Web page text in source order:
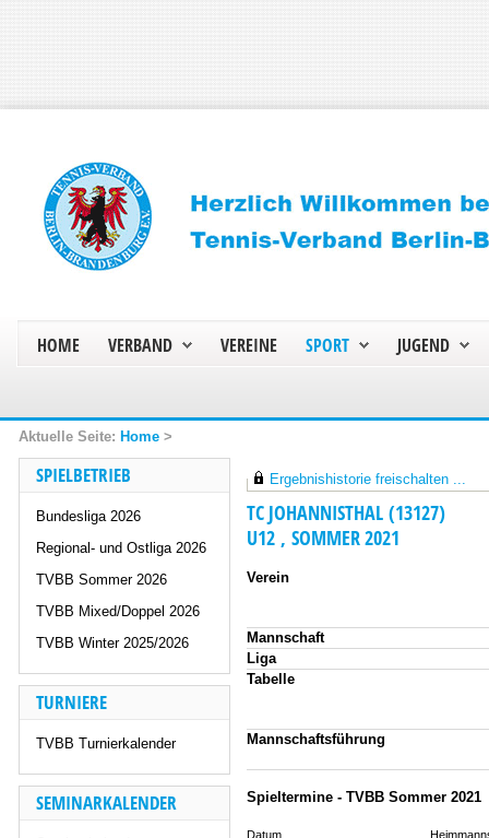
HOME VERBAND VEREINE SPORT JUGEND
Home >
SPIELBETRIEB
Bundesliga 2026
Regional- und Ostliga 2026
TVBB Sommer 2026
TVBB Mixed/Doppel 2026
TVBB Winter 2025/2026
TURNIERE
TVBB Turnierkalender
SEMINARKALENDER
Ergebnishistorie freischalten ...
TC JOHANNISTHAL (13127)
U12 , SOMMER 2021
Verein
Mannschaft
Liga
Tabelle
Mannschaftsführung
Spieltermine - TVBB Sommer 2021
Datum